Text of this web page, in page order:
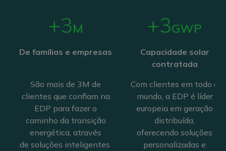
+3M
De famílias e empresas
São mais de 3M de
clientes que confiam na
EDP para fazer o
caminho da transição
energética, através
de soluções inteligentes
+3GWP
Capacidade solar
contratada
Com clientes em todo o
mundo, a EDP é líder
europeia em geração
distribuída,
oferecendo soluções
personalizadas e